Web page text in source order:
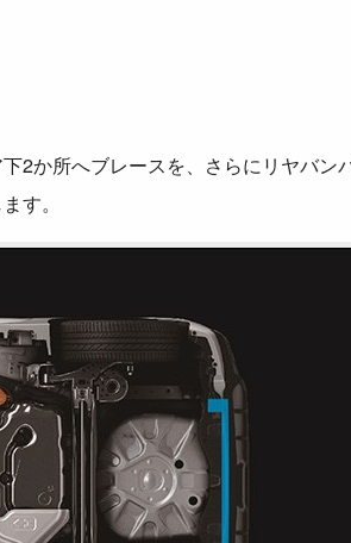
2か所へブレースを、さらにリヤバン
す。